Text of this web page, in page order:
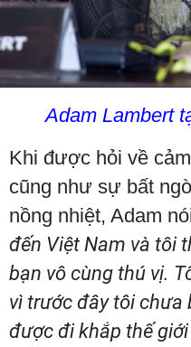
Adam Lambert
Khi được hỏi về
cũng như sự bất
nồng nhiệt, Adam
đến Việt Nam và tôi
bạn vô cùng thú vị.
vì trước đây tôi chưa
được đi khắp thế